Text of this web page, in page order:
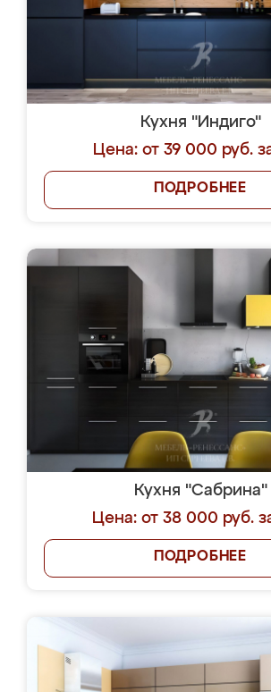
Кухня "Индиго"
Цена: от 39 000 руб.
ПОДРОБНЕЕ
Кухня "Сабрина"
Цена: от 38 000 руб.
ПОДРОБНЕЕ